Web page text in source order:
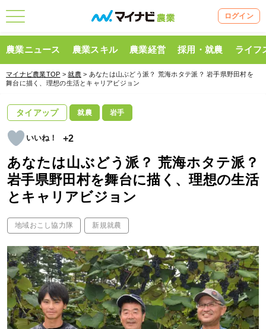
ログイン
農業ニュース 農業スキル 農業経営 採用・就農 ライフ
マイナビ農業TOP >就農 > あなたは山ぶどう派？ 荒海ホタテ派？ 岩手県野田村を
舞台に描く、理想の生活とキャリアビジョン
タイアップ 就農 岩手
+2
あなたは山ぶどう派？ 荒海ホタテ派？
岩手県野田村を舞台に描く、理想の生活
とキャリアビジョン
地域おこし協力隊 新規就農